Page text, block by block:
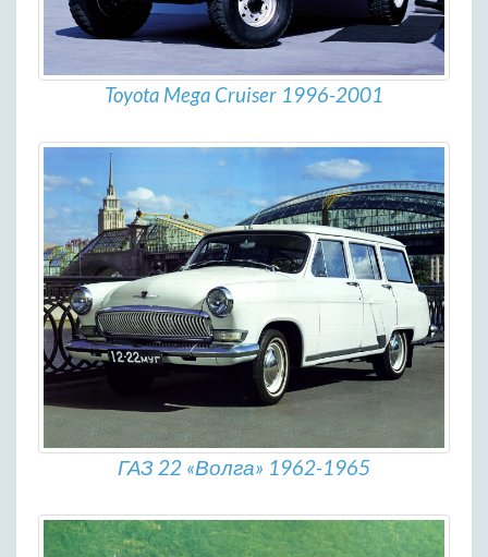
Toyota Mega Cruiser 1996-2001
ГАЗ 22 «Волга» 1962-1965